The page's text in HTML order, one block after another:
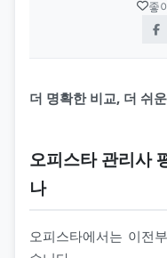
좋
더 명확한 비교, 더 쉬
오피스타 관리사
나
오피스타에서는 이전